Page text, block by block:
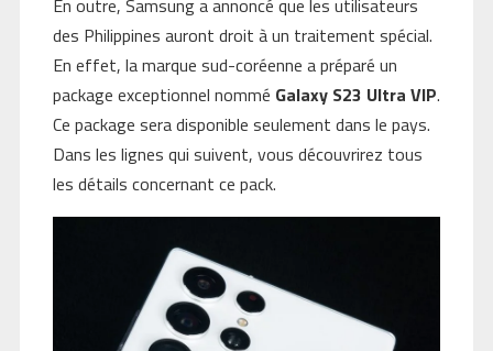
des Philippines auront droit à un traitement spécial.
En effet, la marque sud-coréenne a préparé un
package exceptionnel nommé Galaxy S23 Ultra VIP.
Ce package sera disponible seulement dans le pays.
Dans les lignes qui suivent, vous découvrirez tous
les détails concernant ce pack.